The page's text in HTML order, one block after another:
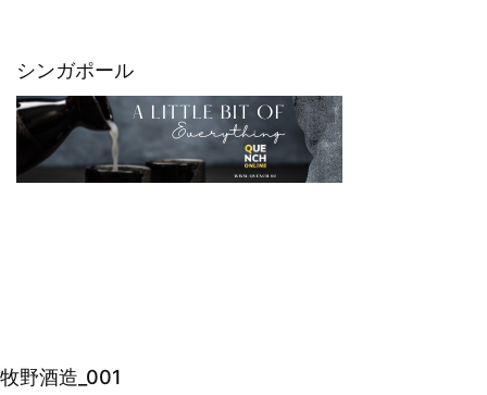
シンガポール
牧野酒造_001